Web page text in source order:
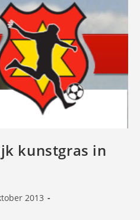
kunstgras in
2013